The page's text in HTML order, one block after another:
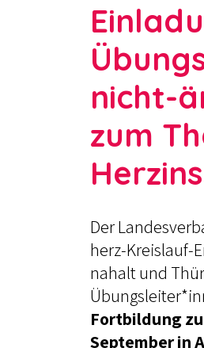
nicht-
zum
Der
herz-Kreislauf-
nahalt und
Fortbildung
September in